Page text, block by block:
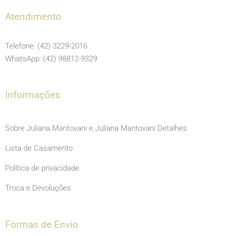
e
o
o
t
g
r
m
b
e
Atendimento
Telefone: (42) 3229-2016
WhatsApp: (42) 98812-9329
Informações
Sobre Juliana Mantovani e Juliana Mantovani Detalhes
Lista de Casamento
Política de privacidade
Troca e Devoluções
Formas de Envio